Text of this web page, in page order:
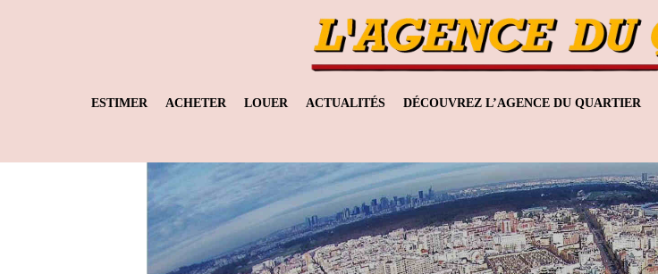
ESTIMER ACHETER LOUER ACTUALITÉS DÉCOUVREZ L’AGENCE DU QUARTIER